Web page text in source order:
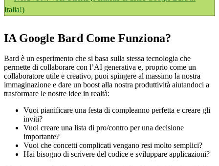
Italia!)
IA Google Bard Come Funziona?
Bard è un esperimento che si basa sulla stessa tecnologia che
permette di collaborare con l’AI generativa e, proprio come un
collaboratore utile e creativo, puoi spingere al massimo la nostra
immaginazione e dare un boost alla nostra produttività aiutandoci a
trasformare le nostre idee in realtà:
Vuoi pianificare una festa di compleanno perfetta e creare gli
inviti?
Vuoi creare una lista di pro/contro per una decisione
importante?
Vuoi che concetti complicati vengano resi molto semplici?
Hai bisogno di scrivere del codice e sviluppare applicazioni?